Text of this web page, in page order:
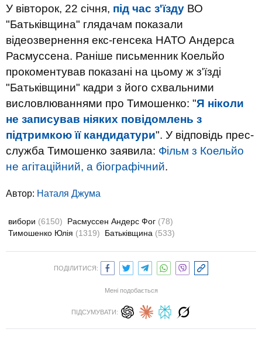
У вівторок, 22 січня, під час з'їзду ВО
"Батьківщина" глядачам показали
відеозвернення екс-генсека НАТО Андерса
Расмуссена. Раніше письменник Коельйо
прокоментував показані на цьому ж з'їзді
"Батьківщини" кадри з його схвальними
висловлюваннями про Тимошенко: "Я ніколи
не записував ніяких повідомлень з
підтримкою її кандидатури". У відповідь прес-
служба Тимошенко заявила: Фільм з Коельйо
не агітаційний, а біографічний.
Автор: Наталя Джума
вибори (6150) Расмуссен Андерс Фог (78)
Тимошенко Юлія (1319) Батьківщина (533)
ПОДІЛИТИСЯ:
Мені подобається
ПІДСУМУВАТИ: